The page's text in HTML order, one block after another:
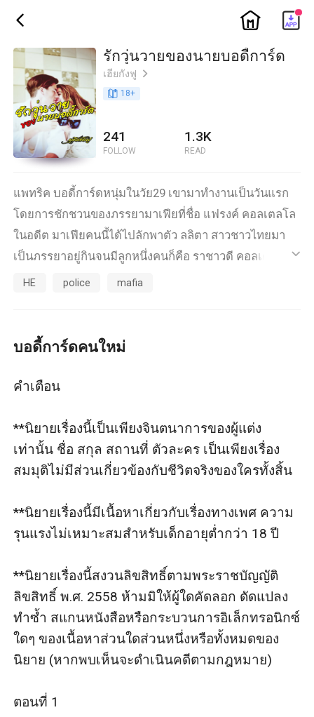
ic_back ic_home
รักวุ่นวายของนายบอดี้การ์ด
เฮียกังฟู ic_arrow_right
book_age 18+
241
FOLLOW
1.3K
READ
แพทริค บอดี้การ์ดหนุ่มในวัย29 เขามาทำงานเป็นวันแรก
โดยการชักชวนของภรรยามาเฟียที่ชื่อ แฟรงค์ คอลเตลโล
ในอดีต มาเฟียคนนี้ได้ไปลักพาตัว ลลิตา สาวชาวไทยมา
เป็นภรรยาอยู่กินจนมีลูกหนึ่งคนก็คือ ราชาวดี คอลเตลโล
หรือ ราเชล คอลเตลโล
รับเดินแบบซึ่งส่วนใหญ่ที่เดินแบบจะเป็นเสื้อผ้าของเธอเอง
แพทริคถูกแฟรงค์ ให้ไปเป็นบอดี้การ์ดส่วนตัวคอยดูแล
ในตอนแรก และข้อร้องให้บิดาเปลี่ยนบอดี้การ์ดเป็นคนอื่น
แทน แต่ว่าพ่อของเธอก็ไม่ยอม เพราะชอบให้แพทริคที่ไม่
ได้ตามใจลูกสาวเหมือนบอดี้การ์ดคนอื่น ๆ ทำหน้าที่นี้ แพ
และตามช่วยเหลือเธอได้ทุกครั้ง สิ่งที่โปรดปรานของเธอ
คือไปผับกับเพื่อน ๆ วันหนึ่งหญิงสาวถูกวางยาโดยคนที่มา
สองเพิ่งรู้ใจตัวเองว่าหลงรักกัน เพราะการที่ราชาวดียอมให้
แพทริคดูแลคือเธอได้แอบหลงรักเขาไปแล้วตั้งแต่แรก
นั่นเอง และแพทริคเองก็เช่นกัน เขาดูแลราชาวดีเอง
มากกว่าเจ้านายกับลูกน้อง
ic_default
HE police mafia
บอดี้การ์ดคนใหม่
คำเตือน
**นิยายเรื่องนี้เป็นเพียงจินตนาการของผู้แต่ง
เท่านั้น ชื่อ สกุล สถานที่ ตัวละคร เป็นเพียงเรื่อง
สมมุติไม่มีส่วนเกี่ยวข้องกับชีวิตจริงของใครทั้งสิ้น
**นิยายเรื่องนี้มีเนื้อหาเกี่ยวกับเรื่องทางเพศ ความ
รุนแรงไม่เหมาะสมสำหรับเด็กอายุต่ำกว่า 18 ปี
**นิยายเรื่องนี้สงวนลิขสิทธิ์ตามพระราชบัญญัติ
ลิขสิทธิ์ พ.ศ. 2558 ห้ามมิให้ผู้ใดคัดลอก ดัดแปลง
ทำซ้ำ สแกนหนังสือหรือกระบวนการอิเล็กทรอนิกซ์
ใดๆ ของเนื้อหาส่วนใดส่วนหนึ่งหรือทั้งหมดของ
นิยาย (หากพบเห็นจะดำเนินคดีตามกฎหมาย)
ตอนที่ 1